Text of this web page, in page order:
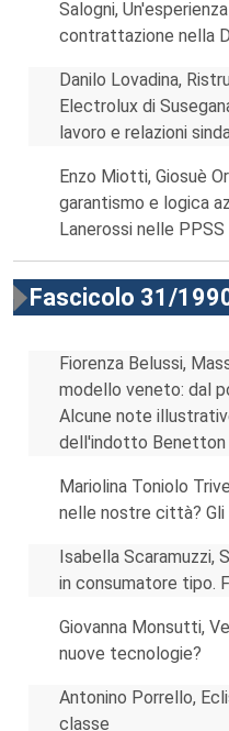
Salogni,
contrattazione nella
Danilo Lovadina,
Electrolux di
lavoro e relazioni
Enzo Miotti, Giosuè
garantismo e logica
Lanerossi nelle PPSS
Fascicolo 31/
Fiorenza Belussi,
modello veneto: dal
Alcune note
dell'indotto Benetton
Mariolina Toniolo
nelle nostre città?
Isabella Scaramuzzi,
in consumatore tipo.
Giovanna Monsutti,
nuove tecnologie?
Antonino Porrello,
classe